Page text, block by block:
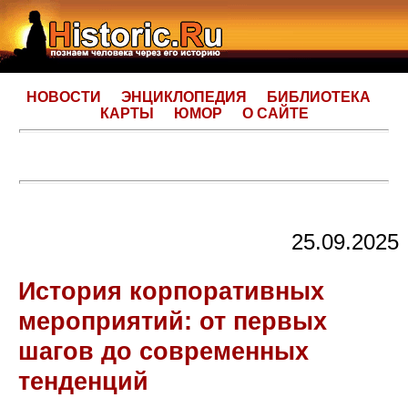
НОВОСТИ ЭНЦИКЛОПЕДИЯ
БИБЛИОТЕКА
КАРТЫ
ЮМОР О САЙТЕ
25.09.2025
История корпоративных
мероприятий: от первых
шагов до современных
тенденций